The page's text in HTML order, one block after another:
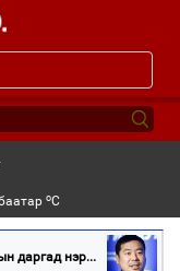
oC
даргад нэр...